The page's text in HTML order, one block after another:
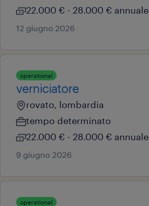
22.000 € - 28.000 € annuale
12 giugno 2026
operational
verniciatore
rovato, lombardia
tempo determinato
22.000 € - 28.000 € annuale
9 giugno 2026
operational